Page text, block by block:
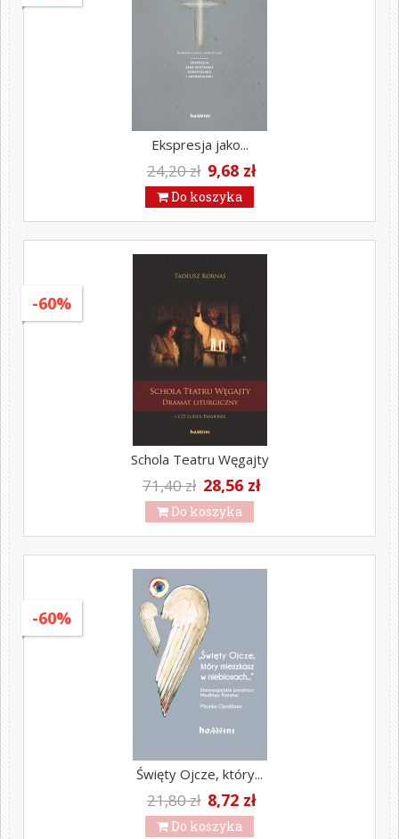
Ekspresja jako...
24,20 zł 9,68 zł
Do koszyka
Schola Teatru Węgajty
71,40 zł
-60%
28,56 zł
Do koszyka
Święty Ojcze, który...
21,80 zł
-60%
8,72 zł
Do koszyka